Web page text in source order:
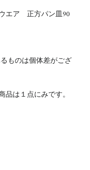
エア 正方パン皿90
ものは個体差がござ
は１点にみです。